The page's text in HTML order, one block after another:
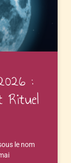
:
Rituel
le nom